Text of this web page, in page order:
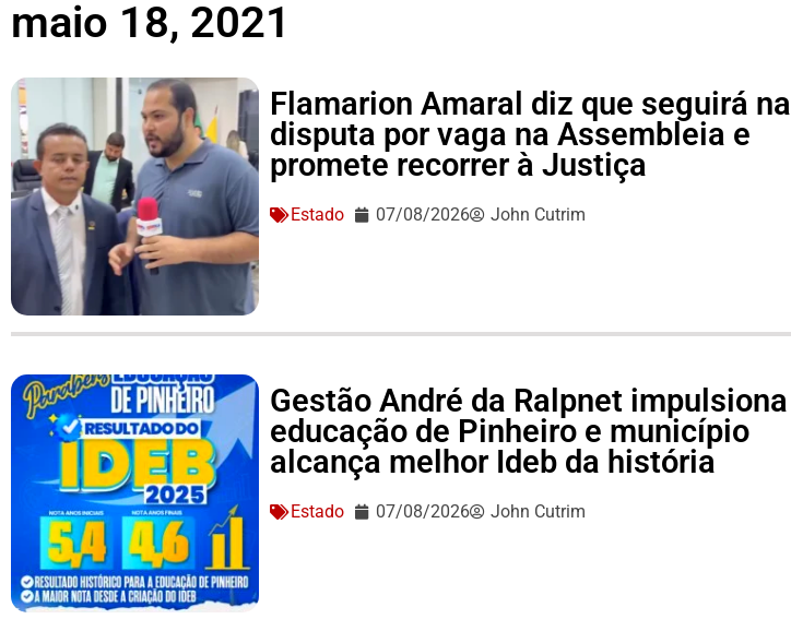
maio 18, 2021
Flamarion Amaral diz que seguirá na
disputa por vaga na Assembleia e
promete recorrer à Justiça
Estado 07/08/2026 John Cutrim
Gestão André da Ralpnet impulsiona
educação de Pinheiro e município
alcança melhor Ideb da história
Estado 07/08/2026 John Cutrim